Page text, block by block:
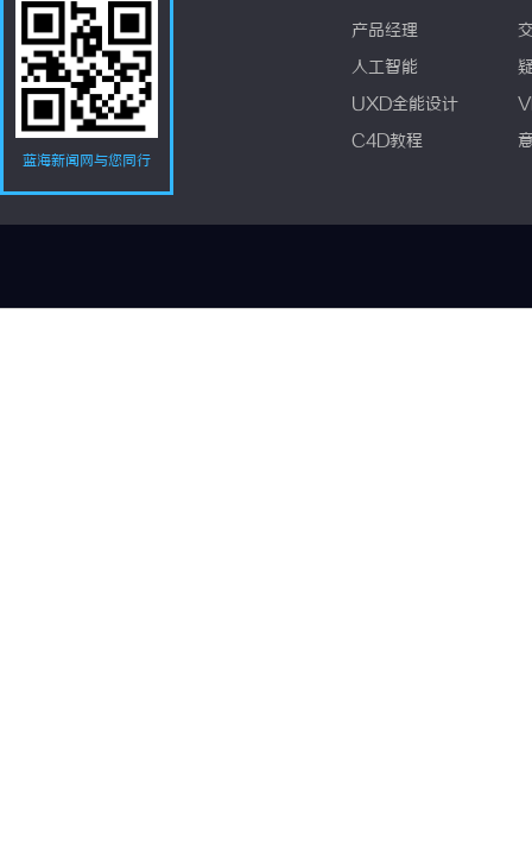
蓝海新闻网与您同行
产品经理
人工智能
UXD全能设计
C4D教程